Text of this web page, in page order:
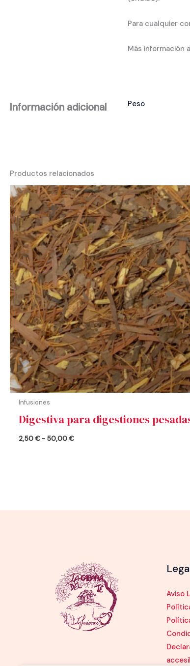
Para cualquier
Más información
Información adicional Peso
Productos relacionados
Infusiones
Digestiva para digestiones
2,50€ - 50,00€
Rango
de
precios:
desde
2,50 €
hasta
50,00 €
Aviso